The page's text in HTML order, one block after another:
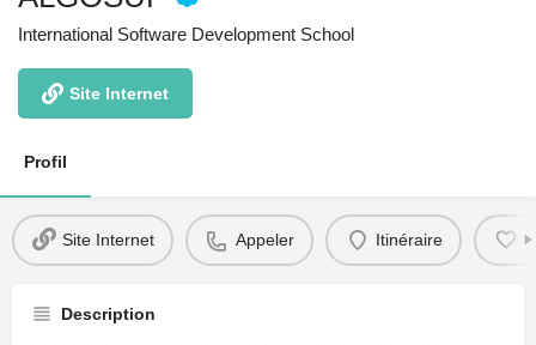
International Software Development School
Site Internet
Profil
Site Internet Appeler Itinéraire
Description